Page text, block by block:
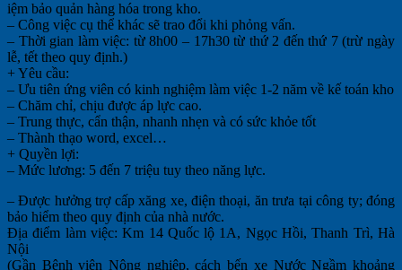
iệm bảo quản hàng hóa trong kho.
– Công việc cụ thể khác sẽ trao đổi khi phỏng vấn.
– Thời gian làm việc: từ 8h00 – 17h30 từ thứ 2 đến thứ 7 (trừ ngày
lễ, tết theo quy định.)
+ Yêu cầu:
– Ưu tiên ứng viên có kinh nghiệm làm việc 1-2 năm về kế toán kho
– Chăm chỉ, chịu được áp lực cao.
– Trung thực, cẩn thận, nhanh nhẹn và có sức khỏe tốt
– Thành thạo word, excel…
+ Quyền lợi:
– Mức lương: 5 đến 7 triệu tuy theo năng lực.
– Được hưởng trợ cấp xăng xe, điện thoại, ăn trưa tại công ty; đóng
bảo hiểm theo quy định của nhà nước.
Địa điểm làm việc: Km 14 Quốc lộ 1A, Ngọc Hồi, Thanh Trì, Hà
Nội
(Gần Bệnh viện Nông nghiệp, cách bến xe Nước Ngầm khoảng